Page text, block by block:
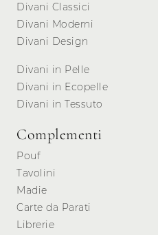
Divani Classici
Divani Moderni
Divani Design
Divani in Pelle
Divani in Ecopelle
Divani in Tessuto
Complementi
Pouf
Tavolini
Madie
Carte da Parati
Librerie